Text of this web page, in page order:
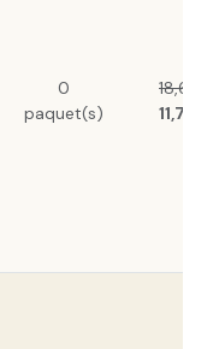
0
paquet(s)
18,66
11,76